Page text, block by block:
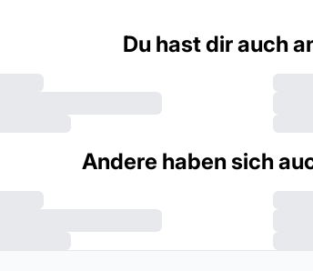
Du hast dir auch
Andere haben sich